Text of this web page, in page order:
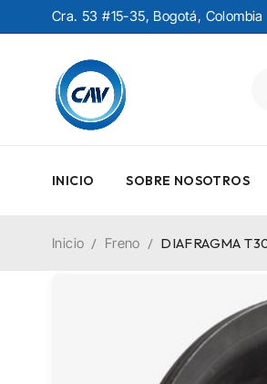
Cra. 53 #15-35, Bogotá, Colombia
INICIO SOBRE NOSOTROS
Inicio / Freno / DIAFRAGMA